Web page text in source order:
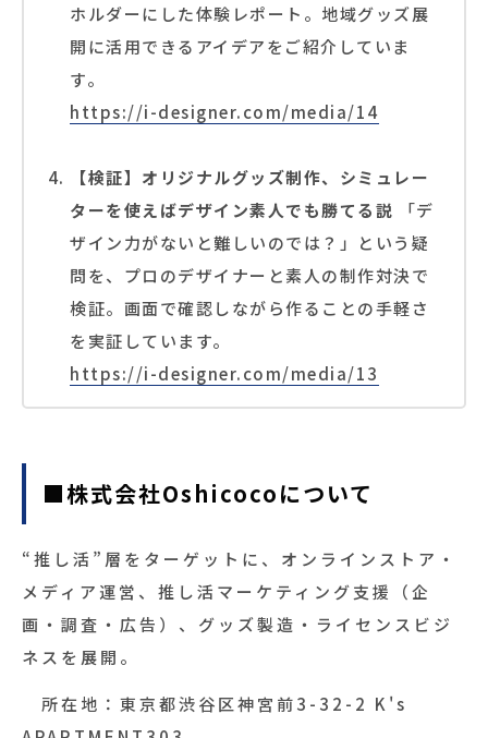
ホルダーにした体験レポート。地域グッズ展
開に活用できるアイデアをご紹介していま
す。
https://i-designer.com/media/14
【検証】オリジナルグッズ制作、シミュレー
ターを使えばデザイン素人でも勝てる説 「デ
ザイン力がないと難しいのでは？」という疑
問を、プロのデザイナーと素人の制作対決で
検証。画面で確認しながら作ることの手軽さ
を実証しています。
https://i-designer.com/media/13
■株式会社Oshicocoについて
“推し活”層をターゲットに、オンラインストア・
メディア運営、推し活マーケティング支援（企
画・調査・広告）、グッズ製造・ライセンスビジ
ネスを展開。
所在地：東京都渋谷区神宮前3-32-2 K's